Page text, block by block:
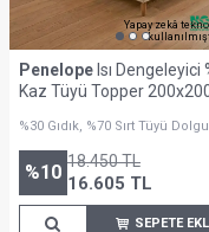
Yapay zekâ
Penelope Isı Dengeleyici
Kaz Tüyü Topper 200x200
%30 Gıdık, %70 Sırt Tüyü
%10 18.450TL
16.605 TL
SEPETE